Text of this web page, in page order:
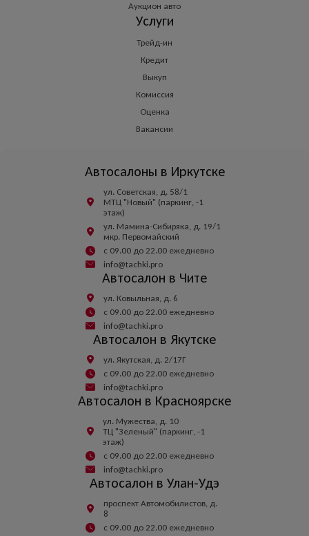
Аукцион авто
Услуги
Трейд-ин
Кредит
Выкуп
Комиссия
Оценка
Вакансии
Автосалоны в Иркутске
ул. Советская, д. 58/1
МТЦ "Новый" (паркинг, -1
этаж)
ул. Мамина-Сибиряка, д. 19/1
мкр. Первомайский
с 09.00 до 22.00 ежедневно
info@tachki.pro
Автосалон в Чите
ул. Ковыльная, д. 6
с 09.00 до 22.00 ежедневно
info@tachki.pro
Автосалон в Якутске
ул. Якутская, д. 2/17Г
с 09.00 до 22.00 ежедневно
info@tachki.pro
Автосалон в Красноярске
ул. Мужества, д. 10
ТЦ "Зеленый" (паркинг, -1
этаж)
с 09.00 до 22.00 ежедневно
info@tachki.pro
Автосалон в Улан-Удэ
проспект Автомобилистов, д.
8
с 09.00 до 22.00 ежедневно